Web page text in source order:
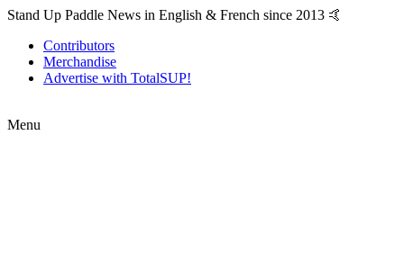
Stand Up Paddle News in English & French since 2013 🤙
Contributors
Merchandise
Advertise with TotalSUP!
Menu